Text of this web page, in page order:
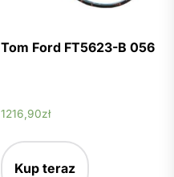
Tom Ford FT5623-B 056
1216,90zł
Kup teraz